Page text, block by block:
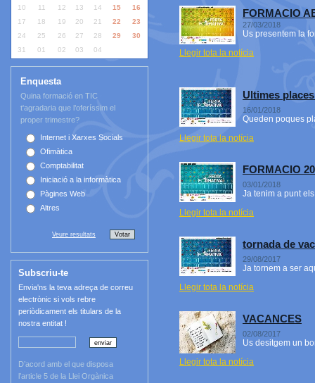
10
11 12 13 14 15
16
17
18 19 20 21 22
23
24
25 26 27 28 29
30
31
01 02 03 04
Enquesta
Quina formació en TIC
t'agradaria que l’oferíssim el
proper trimestre?
Internet i Xarxes Socials
Ofimàtica
Comptabilitat
Iniciació a la informàtica
Pàgines Web
Altres
Veure resultats
Subscriu-te
Envia'ns la teva adreça de correu
electrònic si vols rebre
periòdicament els titulars de la
nostra entitat !
D’acord amb el que disposa
l’article 5 de la Llei Orgànica
FORMACIO
27/03/2018
Us presentem la
Llegir tota la notícia
Ultimes
16/01/2018
Queden poques
Llegir tota la notícia
FORMACIO
03/01/2018
Ja tenim a punt
Llegir tota la notícia
tornada de
29/08/2017
Ja tornem a ser
Llegir tota la notícia
VACANCES
02/08/2017
Us desitgem un
Llegir tota la notícia